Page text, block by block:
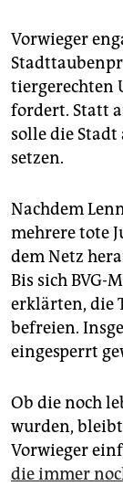
Vorwieger
tiergerechten
fordert. Statt
solle die
setzen.
Nachdem
mehrere tote
dem Netz
Bis sich
erklärten, die
befreien.
eingesperrt
Ob die noch
wurden,
Vorwieger
die immer